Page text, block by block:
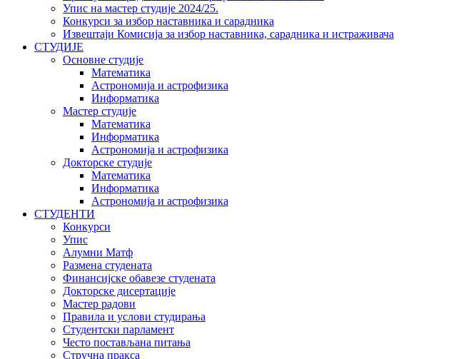
Упис на мастер студије 2024/25.
Конкурси за избор наставника и сарадника
Извештаји Комисија за избор наставника, сарадника и истраживача
СТУДИЈЕ
Основне студије
Математика
Астрономија и астрофизика
Информатика
Мастер студије
Математика
Информатика
Астрономија и астрофизика
Докторске студије
Математика
Информатика
Астрономија и астрофизика
СТУДЕНТИ
Конкурси
Упис
Алумни Матф
Размена студената
Финансијске обавезе студената
Докторске дисертације
Мастер радови
Правила и услови студирања
Студентски парламент
Често постављана питања
Стручна пракса